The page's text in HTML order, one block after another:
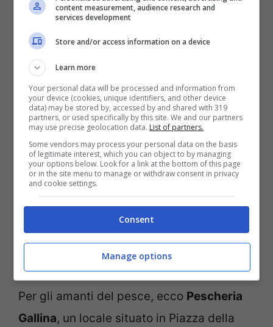
Gustare un drink al bar (lavocetorino.it)
Storico e amatissimo leTre Galline, uno
dei primi ristoranti sorti in città. 500 anni
di storia e delizie tradizionali che non
possono sfuggire a chi si trova a Torino per
affari o per piacere. Anche il
è uno storico ristorante torinese in
Piazza Vittorio dove si può gustare la
cucina locale con pasta fatta in casa.
Per gli amanti del pesce, ecco Pescheria
Gallina, un locale situato in Piazza della
content measurement, audience research and
services development
Store and/or access information on a device
Learn more
Your personal data will be processed and information from
your device (cookies, unique identifiers, and other device
data) may be stored by, accessed by and shared with 319
partners, or used specifically by this site. We and our partners
may use precise geolocation data. List of partners.
Some vendors may process your personal data on the basis
of legitimate interest, which you can object to by managing
your options below. Look for a link at the bottom of this page
or in the site menu to manage or withdraw consent in privacy
and cookie settings.
Consent
Manage options